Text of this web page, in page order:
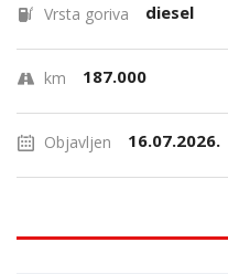
Vrsta goriva diesel
km 187.000
Objavljen 16.07.2026.